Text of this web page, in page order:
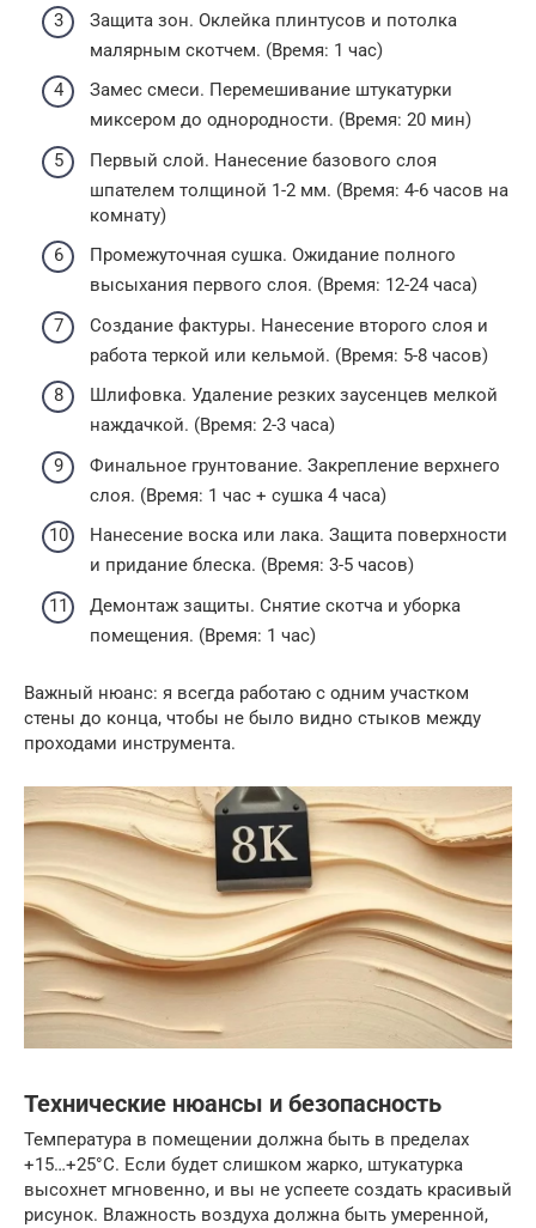
Защита зон. Оклейка плинтусов и потолка
малярным скотчем. (Время: 1 час)
Замес смеси. Перемешивание штукатурки
миксером до однородности. (Время: 20 мин)
Первый слой. Нанесение базового слоя
шпателем толщиной 1-2 мм. (Время: 4-6 часов на
комнату)
Промежуточная сушка. Ожидание полного
высыхания первого слоя. (Время: 12-24 часа)
Создание фактуры. Нанесение второго слоя и
работа теркой или кельмой. (Время: 5-8 часов)
Шлифовка. Удаление резких заусенцев мелкой
наждачкой. (Время: 2-3 часа)
Финальное грунтование. Закрепление верхнего
слоя. (Время: 1 час + сушка 4 часа)
Нанесение воска или лака. Защита поверхности
и придание блеска. (Время: 3-5 часов)
Демонтаж защиты. Снятие скотча и уборка
помещения. (Время: 1 час)
Важный нюанс: я всегда работаю с одним участком
стены до конца, чтобы не было видно стыков между
проходами инструмента.
Технические нюансы и безопасность
Температура в помещении должна быть в пределах
+15…+25°C. Если будет слишком жарко, штукатурка
высохнет мгновенно, и вы не успеете создать красивый
рисунок. Влажность воздуха должна быть умеренной,